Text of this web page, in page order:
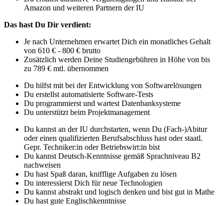
Amazon und weiteren Partnern der IU
Das hast Du Dir verdient:
Je nach Unternehmen erwartet Dich ein monatliches Gehalt
von 610 € - 800 € brutto
Zusätzlich werden Deine Studiengebühren in Höhe von bis
zu 789 € mtl. übernommen
Du hilfst mit bei der Entwicklung von Softwarelösungen
Du erstellst automatisierte Software-Tests
Du programmierst und wartest Datenbanksysteme
Du unterstützt beim Projektmanagement
Du kannst an der IU durchstarten, wenn Du (Fach-)Abitur
oder einen qualifizierten Berufsabschluss hast oder staatl.
Gepr. Techniker:in oder Betriebswirt:in bist
Du kannst Deutsch-Kenntnisse gemäß Sprachniveau B2
nachweisen
Du hast Spaß daran, knifflige Aufgaben zu lösen
Du interessierst Dich für neue Technologien
Du kannst abstrakt und logisch denken und bist gut in Mathe
Du hast gute Englischkenntnisse